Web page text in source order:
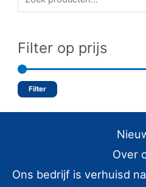
o
k
e
n
n
:
Filter op prijs
Filter
Over
Ons bedrijf is verhuisd